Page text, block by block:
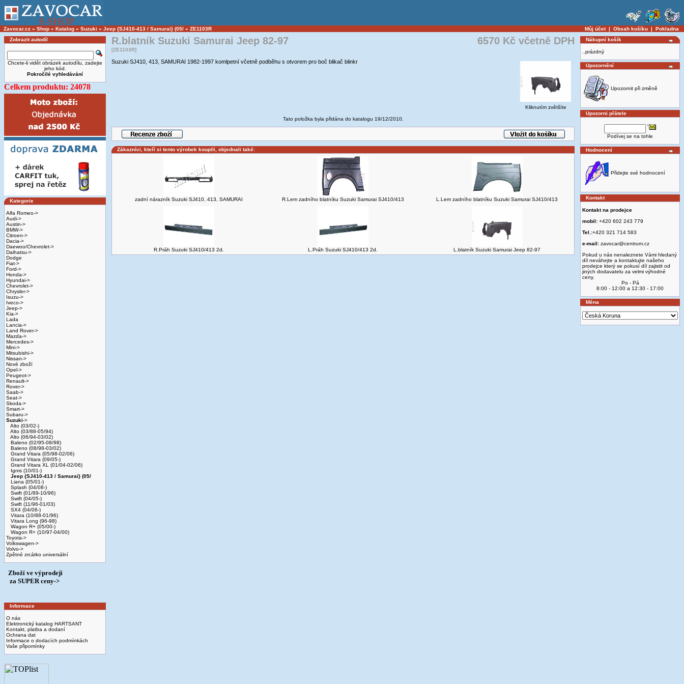
Zavocar.cz » Shop » Katalog » Suzuki » Jeep {SJ410-413 / Samurai} (05/ » ZE1103R Můj účet| Obsah košíku | Pokladna
Zobrazit autodíl
Chcete-li vidět obrázek autodílu, zadejte
jeho kód.
Pokročilé vyhledávání
Celkem produktu: 24078
Kategorie
Alfa Romeo->
Audi->
Austin->
BMW->
Citroen->
Dacia->
Daewoo/Chevrolet->
Daihatsu->
Dodge
Fiat->
Ford->
Honda->
Hyundai->
Chevrolet->
Chrysler->
Isuzu->
Iveco->
Jeep->
Kia->
Lada
Lancia->
Land Rover->
Mazda->
Mercedes->
Mini->
Mitsubishi->
Nissan->
Nové zboží
Opel->
Peugeot->
Renault->
Rover->
Saab->
Seat->
Skoda->
Smart->
Subaru->
Suzuki->
Alto (03/02-)
Alto (03/88-05/94)
Alto (06/94-03/02)
Baleno (02/95-08/98)
Baleno (08/98-03/02)
Grand Vitara (05/98-02/06)
Grand Vitara (09/05-)
Grand Vitara XL (01/04-02/06)
Ignis (10/01-)
Jeep {SJ410-413 / Samurai} (05/
Liana (05/01-)
Splash (04/08-)
Swift (01/89-10/96)
Swift (04/05-)
Swift (11/96-01/03)
SX4 (04/06-)
Vitara (10/88-01/96)
Vitara Long (96-98)
Wagon R+ (05/00-)
Wagon R+ (10/97-04/00)
Toyota->
Volkswagen->
Volvo->
Zpětné zrcátko universální
Zboží ve výprodeji
­ za SUPER ceny->
Informace
O nás
Elektronický katalog HARTSANT
Kontakt, platba a dodaní
Ochrana dat
Informace o dodacích podmínkách
Vaše připomínky
R.blatník Suzuki Samurai Jeep 82-97
[ZE1103R]
6570 Kč včetně DPH
Kliknutím zvětšíte
Suzuki SJ410, 413, SAMURAI 1982-1997 komlpetní včetně podběhu s otvorem pro boč blikač blinkr
Tato položka byla přidána do katalogu 19/12/2010.
Zákazníci, kteří si tento výrobek koupili, objednali také:
zadní nárazník Suzuki SJ410, 413, SAMURAI R.Lem zadního blatníku Suzuki Samurai SJ410/413 L.Lem zadního blatníku Suzuki Samurai SJ410/413
R.Práh Suzuki SJ410/413 2d. L.Práh Suzuki SJ410/413 2d. L.blatník Suzuki Samurai Jeep 82-97
Nákupní košík
..prázdný
Upozornění
Upozornit při změně
Upozorni přátele
Podívej se na tohle
Hodnocení
Přidejte své hodnocení
Kontakt
Kontakt na prodejce
mobil: +420 602 243 779
Tel.:+420 321 714 583
e-mail: zavocar@centrum.cz
Pokud u nás nenaleznete Vámi hledaný
díl neváhejte a kontaktujte našeho
prodejce který se pokusí díl zajistit od
jiných dodavatelu za velmi výhodné
ceny.
Po - Pá
8:00 - 12:00 a 12:30 - 17:00
Měna